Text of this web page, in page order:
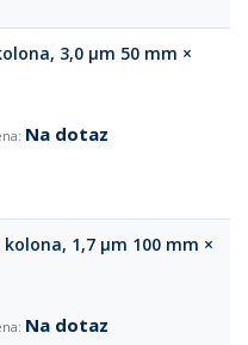
3,0 µm 50 mm ×
Na dotaz
kolona, 1,7 µm 100 mm ×
Na dotaz